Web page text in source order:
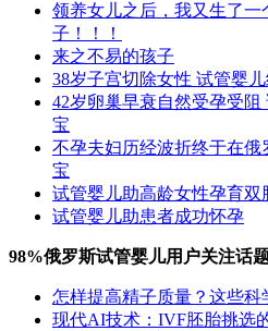
领养女儿之后，我又生了一
子！！！
来之不易的孩子
38岁子宫切除女性 试管婴
42岁卵巢早衰自然受孕受阻
宝
不孕夫妇历经波折终于在俄
宝
试管婴儿助高龄女性孕育双
试管婴儿助患者成功怀孕
98%俄罗斯试管婴儿用户关注话
怎样提高精子质量？这些科
现代AI技术：IVF胚胎挑选